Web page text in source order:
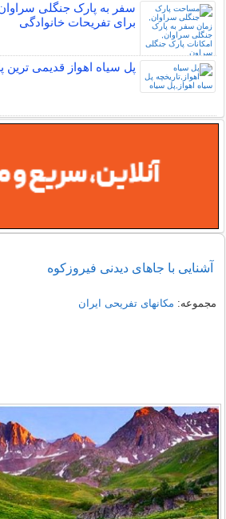
سفر به پارک جنگلی
برای تفریحات خانوادگی
پل سیاه اهواز قدیمی ترین
آشنایی با جاهای دیدنی فیروزکوه
مجموعه: مکانهای تفریحی ايران